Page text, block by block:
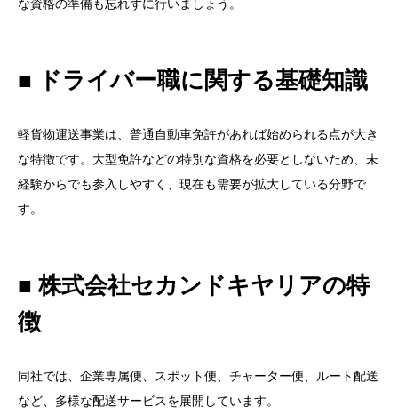
な資格の準備も忘れずに行いましょう。
■ ドライバー職に関する基礎知識
軽貨物運送事業は、普通自動車免許があれば始められる点が大き
な特徴です。大型免許などの特別な資格を必要としないため、未
経験からでも参入しやすく、現在も需要が拡大している分野で
す。
■ 株式会社セカンドキヤリアの特
徴
同社では、企業専属便、スポット便、チャーター便、ルート配送
など、多様な配送サービスを展開しています。